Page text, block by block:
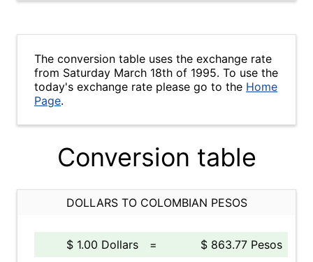
The conversion table uses the exchange rate
from Saturday March 18th of 1995. To use the
today's exchange rate please go to the Home
Page.
Conversion table
DOLLARS TO COLOMBIAN PESOS
$ 1.00 Dollars =
$ 863.77 Pesos